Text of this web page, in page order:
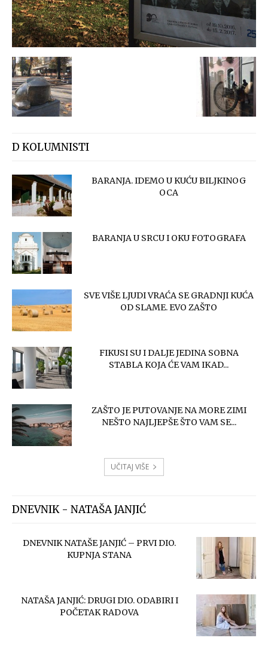
D KOLUMNISTI
BARANJA. IDEMO U KUĆU BILJKINOG
OCA
BARANJA U SRCU I OKU FOTOGRAFA
SVE VIŠE LJUDI VRAĆA SE GRADNJI KUĆA
OD SLAME. EVO ZAŠTO
FIKUSI SU I DALJE JEDINA SOBNA
STABLA KOJA ĆE VAM IKAD...
ZAŠTO JE PUTOVANJE NA MORE ZIMI
NEŠTO NAJLJEPŠE ŠTO VAM SE...
UČITAJ VIŠE
DNEVNIK - NATAŠA JANJIĆ
DNEVNIK NATAŠE JANJIĆ – PRVI DIO.
KUPNJA STANA
NATAŠA JANJIĆ: DRUGI DIO. ODABIRI I
POČETAK RADOVA